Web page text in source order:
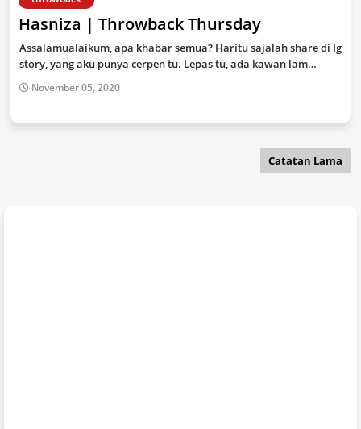
Hasniza | Throwback Thursday
Assalamualaikum, apa khabar semua? Haritu sajalah share di Ig
story, yang aku punya cerpen tu. Lepas tu, ada kawan lam…
November 05, 2020
Catatan Lama